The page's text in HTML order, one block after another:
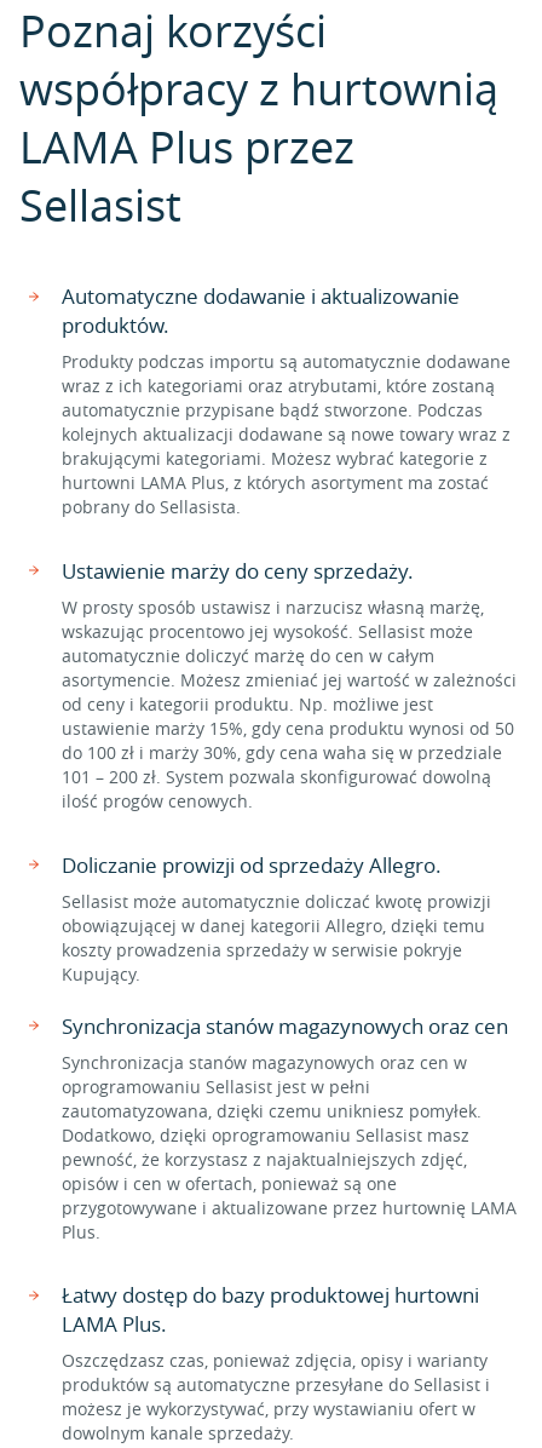
Poznaj korzyści
współpracy z hurtownią
LAMA Plus przez
Sellasist
Automatyczne dodawanie i aktualizowanie
produktów.
Produkty podczas importu są automatycznie dodawane
wraz z ich kategoriami oraz atrybutami, które zostaną
automatycznie przypisane bądź stworzone. Podczas
kolejnych aktualizacji dodawane są nowe towary wraz z
brakującymi kategoriami. Możesz wybrać kategorie z
hurtowni LAMA Plus, z których asortyment ma zostać
pobrany do Sellasista.
Ustawienie marży do ceny sprzedaży.
W prosty sposób ustawisz i narzucisz własną marżę,
wskazując procentowo jej wysokość. Sellasist może
automatycznie doliczyć marżę do cen w całym
asortymencie. Możesz zmieniać jej wartość w zależności
od ceny i kategorii produktu. Np. możliwe jest
ustawienie marży 15%, gdy cena produktu wynosi od 50
do 100 zł i marży 30%, gdy cena waha się w przedziale
101 – 200 zł. System pozwala skonfigurować dowolną
ilość progów cenowych.
Doliczanie prowizji od sprzedaży Allegro.
Sellasist może automatycznie doliczać kwotę prowizji
obowiązującej w danej kategorii Allegro, dzięki temu
koszty prowadzenia sprzedaży w serwisie pokryje
Kupujący.
Synchronizacja stanów magazynowych oraz cen
Synchronizacja stanów magazynowych oraz cen w
oprogramowaniu Sellasist jest w pełni
zautomatyzowana, dzięki czemu unikniesz pomyłek.
Dodatkowo, dzięki oprogramowaniu Sellasist masz
pewność, że korzystasz z najaktualniejszych zdjęć,
opisów i cen w ofertach, ponieważ są one
przygotowywane i aktualizowane przez hurtownię LAMA
Plus.
Łatwy dostęp do bazy produktowej hurtowni
LAMA Plus.
Oszczędzasz czas, ponieważ zdjęcia, opisy i warianty
produktów są automatyczne przesyłane do Sellasist i
możesz je wykorzystywać, przy wystawianiu ofert w
dowolnym kanale sprzedaży.